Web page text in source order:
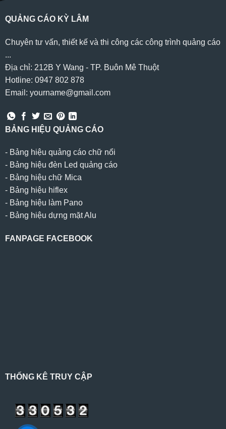
QUẢNG CÁO KỲ LÂM
Chuyên tư vấn, thiết kế và thi công các công trình quảng cáo
...
Địa chỉ: 212B Y Wang - TP. Buôn Mê Thuột
Hotline: 0947 802 878
Email: yourname@gmail.com
BẢNG HIỆU QUẢNG CÁO
- Bảng hiệu quảng cáo chữ nổi
- Bảng hiệu đèn Led quảng cáo
- Bảng hiệu chữ Mica
- Bảng hiệu hiflex
- Bảng hiệu làm Pano
- Bảng hiệu dựng mặt Alu
FANPAGE FACEBOOK
THỐNG KÊ TRUY CẬP